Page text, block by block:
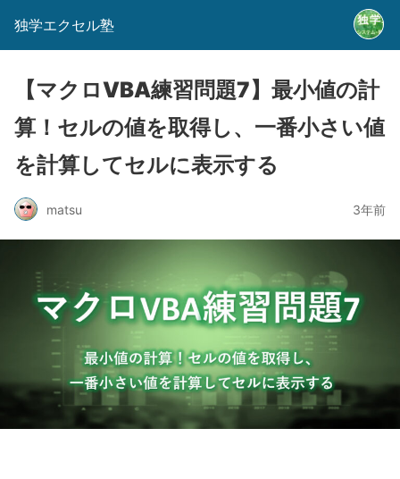
独学エクセル塾
【マクロVBA練習問題7】最小値の計
算！セルの値を取得し、一番小さい値
を計算してセルに表示する
matsu 3年前